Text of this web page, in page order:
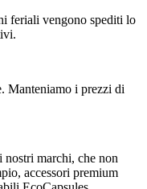
feriali vengono spediti lo
Manteniamo i prezzi di
nostri marchi, che non
accessori premium